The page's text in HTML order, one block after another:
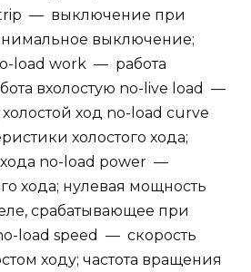
trip — выключение при
выключение;
load work — работа
вхолостую no-live load —
холостой ход no-load curve
холостого хода;
хода no-load power —
хода; нулевая мощность
срабатывающее при
load speed — скорость
ходу; частота вращения